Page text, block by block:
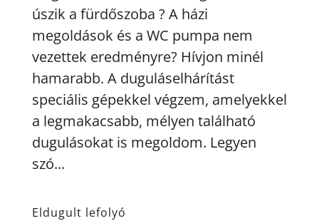
úszik a fürdőszoba ? A házi
megoldások és a WC pumpa nem
vezettek eredményre? Hívjon minél
hamarabb. A duguláselhárítást
speciális gépekkel végzem, amelyekkel
a legmakacsabb, mélyen található
dugulásokat is megoldom. Legyen
szó...
Eldugult lefolyó